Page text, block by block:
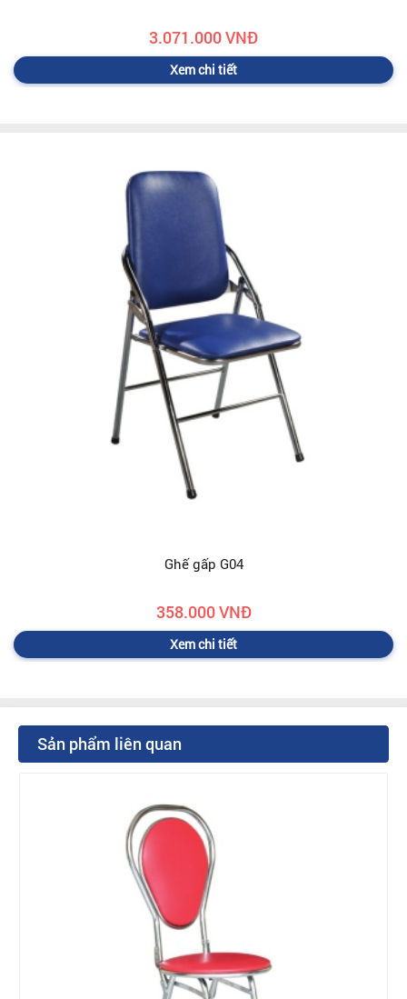
3.071.000 VNĐ
Xem chi tiết
Ghế gấp G04
358.000 VNĐ
Xem chi tiết
Sản phẩm liên quan